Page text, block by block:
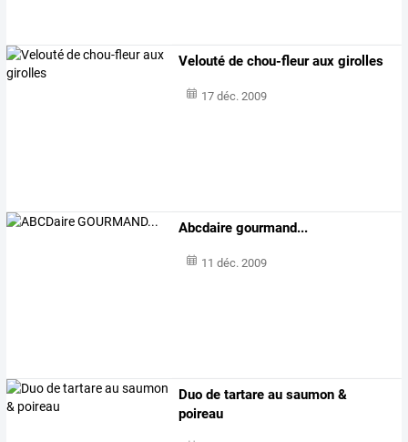
Velouté de chou-fleur aux girolles
17 déc. 2009
Abcdaire gourmand...
11 déc. 2009
Duo de tartare au saumon &
poireau